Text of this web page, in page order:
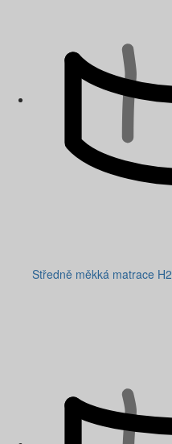
Středně měkká matrace H2